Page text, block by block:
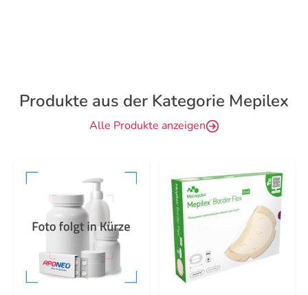
Produkte aus der Kategorie Mepilex
Alle Produkte anzeigen